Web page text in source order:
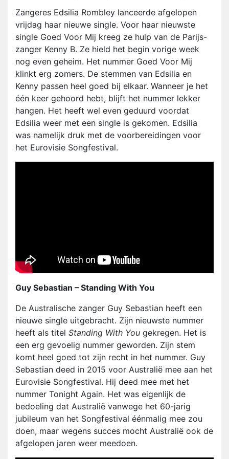
Zangeres Edsilia Rombley lanceerde afgelopen
vrijdag haar nieuwe single. Voor haar nieuwste
single Goed Voor Mij kreeg ze hulp van de Parijs-
zanger Kenny B. Ze hield het begin vorige week
nog even geheim. Het nummer Goed Voor Mij
klinkt erg zomers. De stemmen van Edsilia en
Kenny passen heel goed bij elkaar. Wanneer je het
één keer gehoord hebt, blijft het nummer lekker
hangen. Het heeft wel even geduurd voordat
Edsilia weer met een single is gekomen. Edsilia
was namelijk druk met de voorbereidingen voor
het Eurovisie Songfestival.
Guy Sebastian – Standing With You
De Australische zanger Guy Sebastian heeft een
nieuwe single uitgebracht. Zijn nieuwste nummer
heeft als titel Standing With You gekregen. Het is
een erg gevoelig nummer geworden. Zijn stem
komt heel goed tot zijn recht in het nummer. Guy
Sebastian deed in 2015 voor Australië mee aan het
Eurovisie Songfestival. Hij deed mee met het
nummer Tonight Again. Het was eigenlijk de
bedoeling dat Australië vanwege het 60-jarig
jubileum van het Songfestival éénmalig mee zou
doen, maar wegens succes mocht Australië ook de
afgelopen jaren weer meedoen.